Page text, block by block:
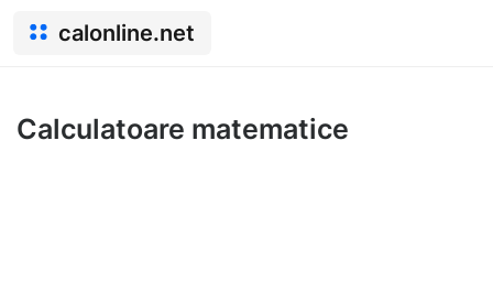
calonline.net
Calculatoare matematice